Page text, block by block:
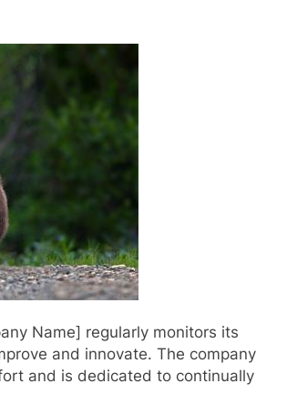
Name] regularly monitors its
and innovate. The company
and is dedicated to continually